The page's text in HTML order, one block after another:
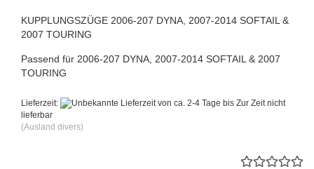
KUPPLUNGSZÜGE 2006-207 DYNA, 2007-2014 SOFTAIL &
2007 TOURING
Passend für 2006-207 DYNA, 2007-2014 SOFTAIL & 2007
TOURING
Lieferzeit:
von ca. 2-4 Tage bis Zur Zeit nicht
lieferbar
(Ausland divers)